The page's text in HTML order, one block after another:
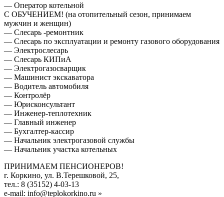
— Оператор котельной
С ОБУЧЕНИЕМ! (на отопительный сезон, принимаем
мужчин и женщин)
— Слесарь -ремонтник
— Слесарь по эксплуатации и ремонту газового оборудования
— Электрослесарь
— Слесарь КИПиА
— Электрогазосварщик
— Машинист экскаватора
— Водитель автомобиля
— Контролёр
— Юрисконсультант
— Инженер-теплотехник
— Главный инженер
— Бухгалтер-кассир
— Начальник электрогазовой службы
— Начальник участка котельных
ПРИНИМАЕМ ПЕНСИОНЕРОВ!
г. Коркино, ул. В.Терешковой, 25,
тел.: 8 (35152) 4-03-13
e-mail: info@teplokorkino.ru »